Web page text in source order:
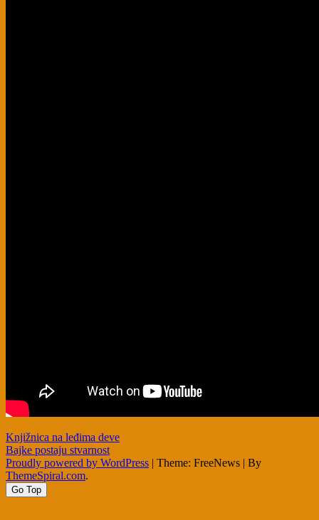
Post
navigation
Knjižnica na leđima deve
Bajke postaju stvarnost
Proudly powered by WordPress | Theme: FreeNews | By
ThemeSpiral.com.
Go Top